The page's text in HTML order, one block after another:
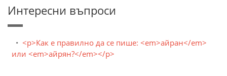
Интересни въпроси
<p>Как е правилно да се пише: <em>айран</em>
или <em>айрян?</em></p>